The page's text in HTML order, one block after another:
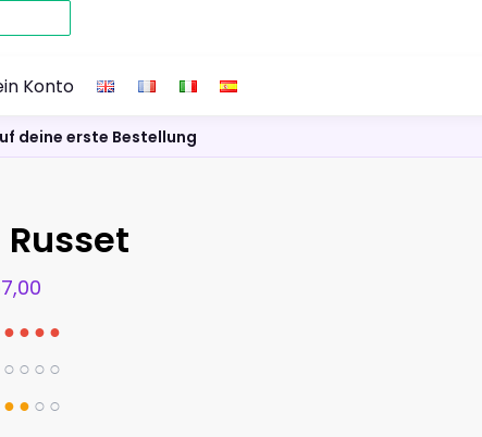
Konto
deine erste Bestellung
○○